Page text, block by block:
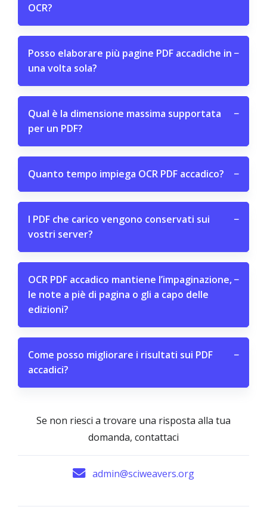
OCR?
Posso elaborare più pagine PDF accadiche in
una volta sola?
−
Qual è la dimensione massima supportata
per un PDF?
−
Quanto tempo impiega OCR PDF accadico? −
I PDF che carico vengono conservati sui
vostri server?
−
OCR PDF accadico mantiene l’impaginazione,
le note a piè di pagina o gli a capo delle
edizioni?
−
Come posso migliorare i risultati sui PDF
accadici?
−
Se non riesci a trovare una risposta alla tua
domanda, contattaci
admin@sciweavers.org